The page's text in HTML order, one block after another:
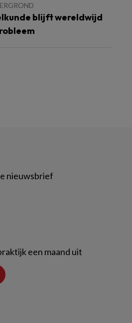
blijft wereldwijd
nieuwsbrief
een maand uit